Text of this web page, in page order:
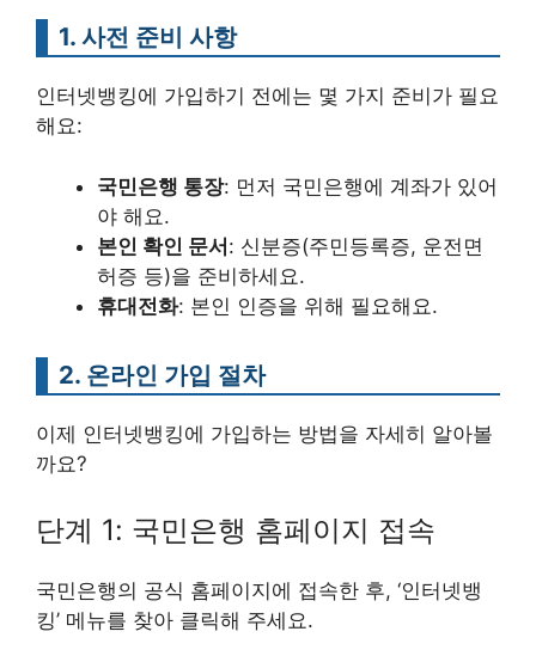
1. 사전 준비 사항
인터넷뱅킹에 가입하기 전에는 몇 가지 준비가 필요
해요:
국민은행 통장: 먼저 국민은행에 계좌가 있어
야 해요.
본인 확인 문서: 신분증(주민등록증, 운전면
허증 등)을 준비하세요.
휴대전화: 본인 인증을 위해 필요해요.
2. 온라인 가입 절차
이제 인터넷뱅킹에 가입하는 방법을 자세히 알아볼
까요?
단계 1: 국민은행 홈페이지 접속
국민은행의 공식 홈페이지에 접속한 후, ‘인터넷뱅
킹’ 메뉴를 찾아 클릭해 주세요.